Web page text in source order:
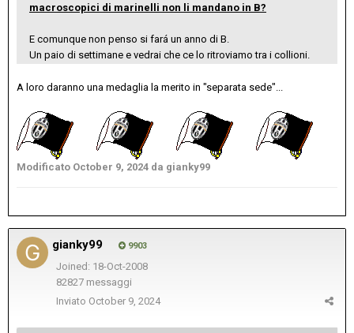
macroscopici di marinelli non li mandano in B?
E comunque non penso si fará un anno di B.
Un paio di settimane e vedrai che ce lo ritroviamo tra i collioni.
A loro daranno una medaglia la merito in "separata sede"...
Modificato October 9, 2024 da gianky99
gianky99 9903
Joined: 18-Oct-2008
82827 messaggi
Inviato October 9, 2024